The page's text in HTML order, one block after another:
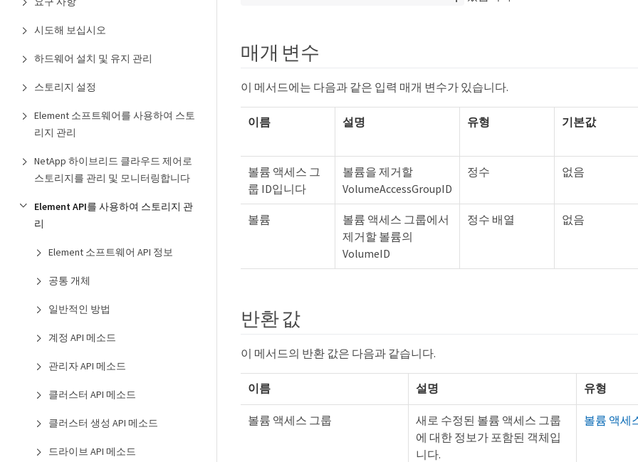
시도해 보십시오
하드웨어 설치 및 유지 관리
스토리지 설정
Element 소프트웨어를 사용하여 스토
리지 관리
NetApp 하이브리드 클라우드 제어로
스토리지를 관리 및 모니터링합니다
Element API를 사용하여 스토리지 관
리
Element 소프트웨어 API 정보
공통 개체
일반적인 방법
계정 API 메소드
관리자 API 메소드
클러스터 API 메소드
클러스터 생성 API 메소드
드라이브 API 메소드
매개 변수
이 메서드에는 다음과 같은 입력 매개 변수가 있습니다.
이름 설명 유형 기본값
볼륨 액세스 그
룹 ID입니다
볼륨을 제거할
VolumeAccessGroupID
정수 없음
볼륨
볼륨 액세스 그룹에서
제거할 볼륨의
VolumeID
정수 배열 없음
반환 값
이 메서드의 반환 값은 다음과 같습니다.
이름 설명 유형
볼륨 액세스 그룹
새로 수정된 볼륨 액세스 그룹
에 대한 정보가 포함된 객체입
니다.
볼륨 액세